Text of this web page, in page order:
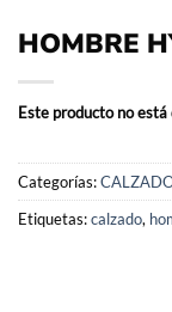
HOMBRE
Este producto no
Categorías:
Etiquetas:calzado,